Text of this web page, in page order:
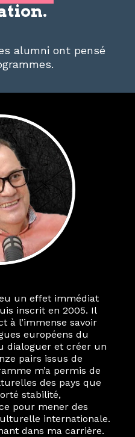
alumni ont pensé
un effet immédiat
inscrit en 2005. Il
à l’immense savoir
européens du
dialoguer et créer un
pairs issus de
m’a permis de
des pays que
stabilité,
pour mener des
internationale.
dans ma carrière.